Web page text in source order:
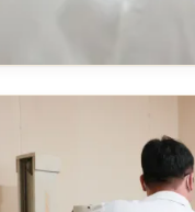
Khám và điều trị các
thông thường, tiểu
các thủ thuật ngoại